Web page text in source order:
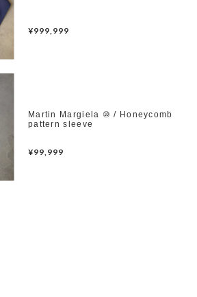
¥999,999
Martin Margiela ⑩ / Honeycomb
pattern sleeve
¥99,999